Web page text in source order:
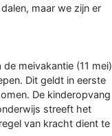
maar we zijn er
meivakantie (11 mei)
Dit geldt in eerste
De kinderopvang
streeft het
van kracht dient te